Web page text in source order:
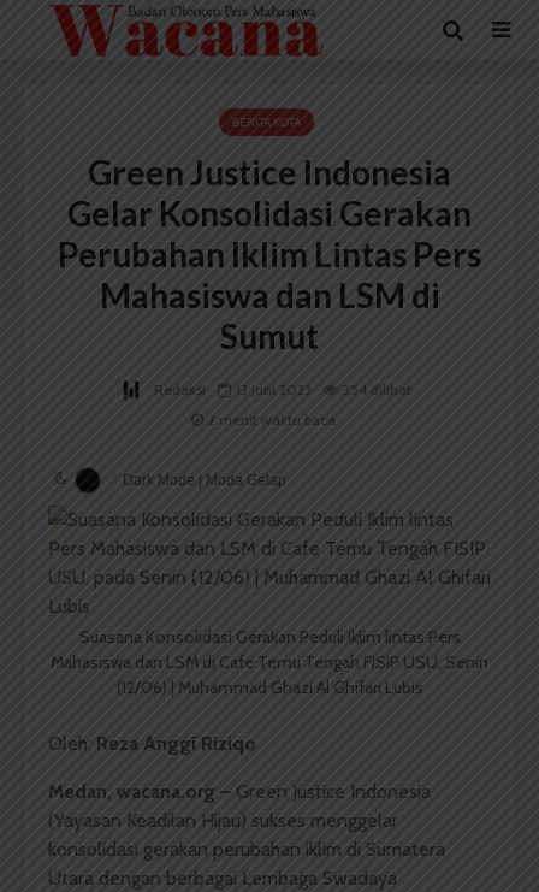
BERITA KOTA
Green Justice Indonesia
Gelar Konsolidasi Gerakan
Perubahan Iklim Lintas Pers
Mahasiswa dan LSM di
Sumut
Redaksi 13 Juni 2023
354 dilihat
2 menit waktu baca
Dark Mode | Moda Gelap
Suasana Konsolidasi Gerakan Peduli Iklim lintas Pers
Mahasiswa dan LSM di Cafe Temu Tengah FISIP USU, Senin
(12/06) | Muhammad Ghazi Al Ghifari Lubis
Oleh: Reza Anggi Riziqo
Medan, wacana.org – Green Justice Indonesia
(Yayasan Keadilan Hijau) sukses menggelar
konsolidasi gerakan perubahan iklim di Sumatera
Utara dengan berbagai Lembaga Swadaya